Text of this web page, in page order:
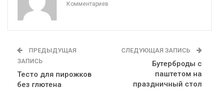
Комментариев
ПРЕДЫДУЩАЯ
ЗАПИСЬ
Тесто для пирожков
без глютена
СЛЕДУЮЩАЯ ЗАПИСЬ
Бутерброды с
паштетом на
праздничный стол